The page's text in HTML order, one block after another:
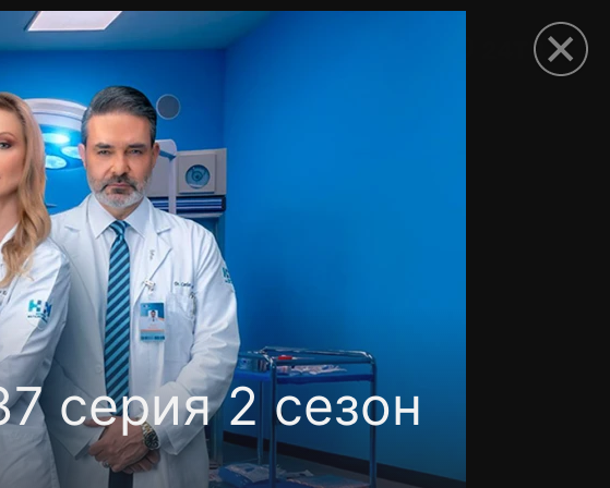
серия 2 сезон
Открыть приложение